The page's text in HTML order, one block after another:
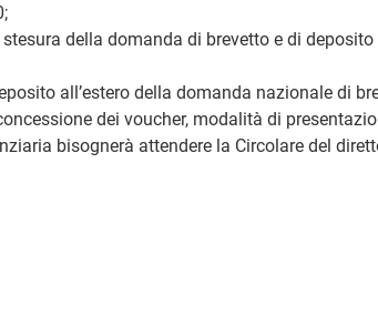
della domanda di brevetto e di
all’estero della domanda nazionale di
dei voucher, modalità di
bisognerà attendere la Circolare del